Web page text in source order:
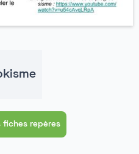
fiches repères